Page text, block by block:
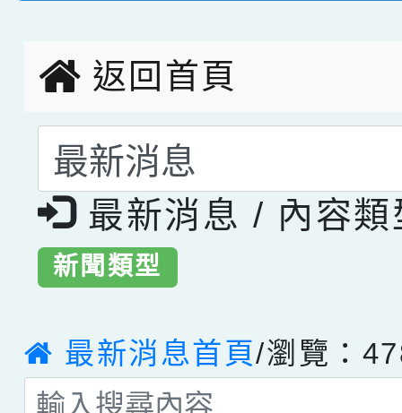
返回首頁
選擇後頁面內容會更
最新消息 / 內容類
新聞類型
最新消息首頁/瀏覽：